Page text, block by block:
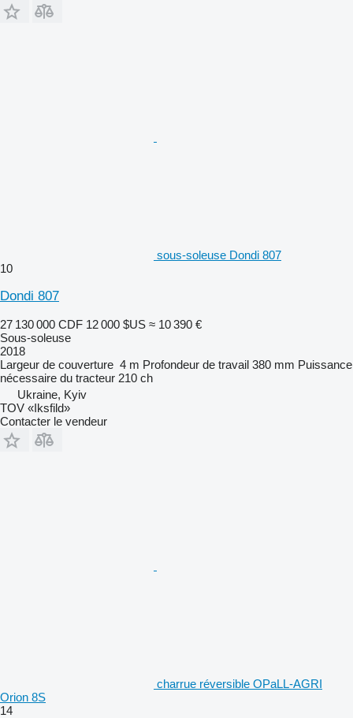
sous-soleuse Dondi 807
10
Dondi 807
27 130 000 CDF 12 000 $US ≈ 10 390 €
Sous-soleuse
2018
Largeur de couverture 4 m Profondeur de travail 380 mm Puissance
nécessaire du tracteur 210 ch
Ukraine, Kyiv
TOV «Iksfild»
Contacter le vendeur
charrue réversible OPaLL-AGRI
Orion 8S
14